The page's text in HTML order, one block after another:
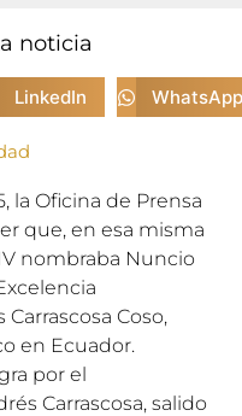
noticia
LinkedIn WhatsApp
la Oficina de Prensa
que, en esa misma
nombraba Nuncio
Coso,
en Ecuador.
por el
Carrascosa, salido